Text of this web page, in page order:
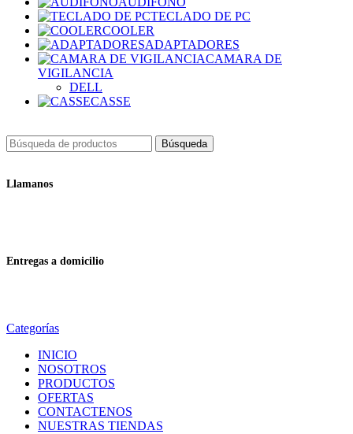
TECLADO DE PC
COOLER
ADAPTADORES
CAMARA DE
VIGILANCIA
DELL
CASSE
Búsqueda
Llamanos
Entregas a domicilio
Categorías
INICIO
NOSOTROS
PRODUCTOS
OFERTAS
CONTACTENOS
NUESTRAS TIENDAS